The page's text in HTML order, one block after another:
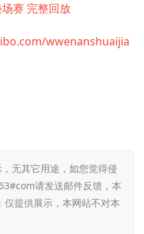
赛 完整回放
wwenanshuaijia
无其它用途，如您觉得侵
请发送邮件反馈，本
提供展示，本网站不对本